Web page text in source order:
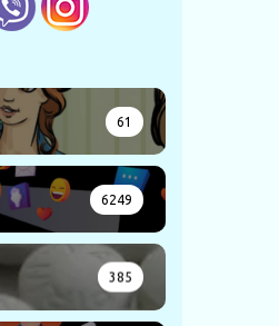
61
6249
385